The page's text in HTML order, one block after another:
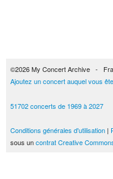
©2026 My Concert Archive -
Ajoutez un concert auquel vous
51702 concerts de 1969 à 2027
Conditions générales d'utilisation |
sous uncontrat Creative